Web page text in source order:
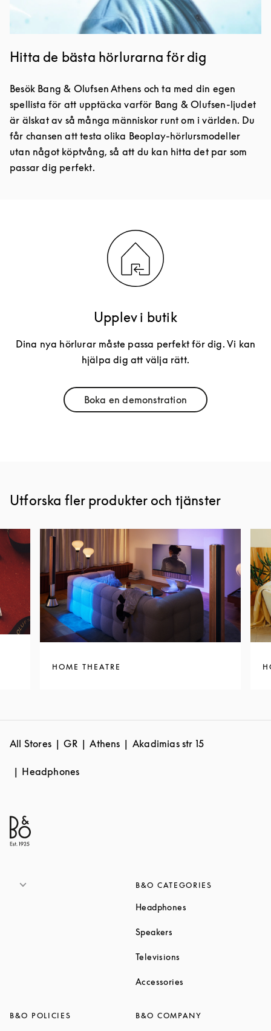
Hitta de bästa hörlurarna för dig
Besök Bang & Olufsen Athens och ta med din egen
spellista för att upptäcka varför Bang & Olufsen-ljudet
är älskat av så många människor runt om i världen. Du
får chansen att testa olika Beoplay-hörlursmodeller
utan något köptvång, så att du kan hitta det par som
passar dig perfekt.
Upplev i butik
Dina nya hörlurar måste passa perfekt för dig. Vi kan
hjälpa dig att välja rätt.
Boka en demonstration
Link Opens in New Tab
Utforska fler produkter och tjänster
HOME THEATRE
All Stores GR Athens Akadimias str 15
Headphones
B&O CATEGORIES
Headphones
Speakers
Televisions
Accessories
B&O POLICIES B&O COMPANY